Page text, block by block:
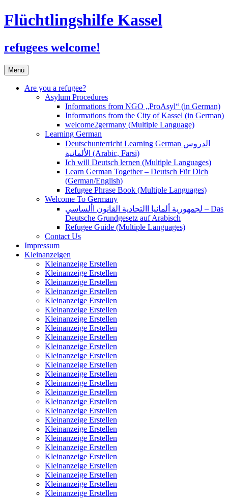
Flüchtlingshilfe Kassel
refugees welcome!
Menü Zum
Inhalt
springen
Are you a refugee?
Asylum Procedures
Informations from NGO „ProAsyl“ (in German)
Informations from the City of Kassel (in German)
welcome2germany (Multiple Language)
Learning German
Deutschunterricht Learning German الدروس
الألمانية (Arabic, Farsi)
Ich will Deutsch lernen (Multiple Languages)
Learn German Together – Deutsch Für Dich
(German/English)
Refugee Phrase Book (Multiple Languages)
Welcome To Germany
لجمهورية ألمانيا االتحادية القانون األساسي – Das
Deutsche Grundgesetz auf Arabisch
Refugee Guide (Multiple Languages)
Contact Us
Impressum
Kleinanzeigen
Kleinanzeige Erstellen
Kleinanzeige Erstellen
Kleinanzeige Erstellen
Kleinanzeige Erstellen
Kleinanzeige Erstellen
Kleinanzeige Erstellen
Kleinanzeige Erstellen
Kleinanzeige Erstellen
Kleinanzeige Erstellen
Kleinanzeige Erstellen
Kleinanzeige Erstellen
Kleinanzeige Erstellen
Kleinanzeige Erstellen
Kleinanzeige Erstellen
Kleinanzeige Erstellen
Kleinanzeige Erstellen
Kleinanzeige Erstellen
Kleinanzeige Erstellen
Kleinanzeige Erstellen
Kleinanzeige Erstellen
Kleinanzeige Erstellen
Kleinanzeige Erstellen
Kleinanzeige Erstellen
Kleinanzeige Erstellen
Kleinanzeige Erstellen
Kleinanzeige Erstellen